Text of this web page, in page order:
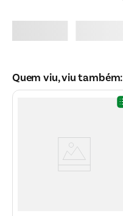
Quem viu, viu também: